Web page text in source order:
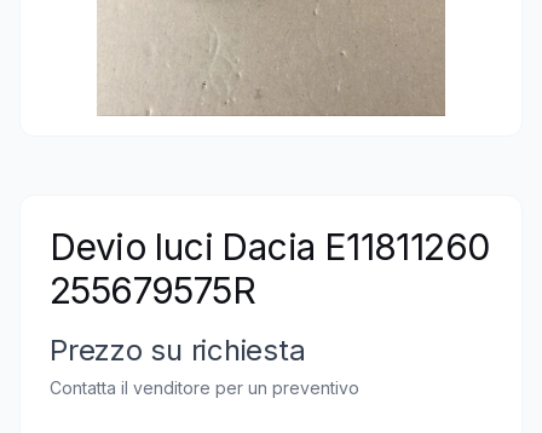
Devio luci Dacia E11811260
255679575R
Prezzo su richiesta
Contatta il venditore per un preventivo